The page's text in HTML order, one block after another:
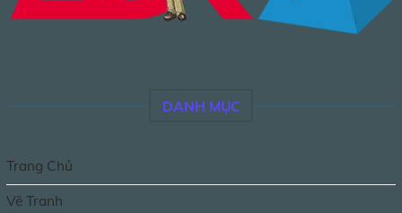
DANH MỤC
Trang Chủ
Vẽ Tranh